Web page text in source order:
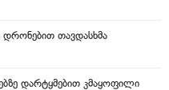
თავდასხმა
დარტყმებით კმაყოფილი